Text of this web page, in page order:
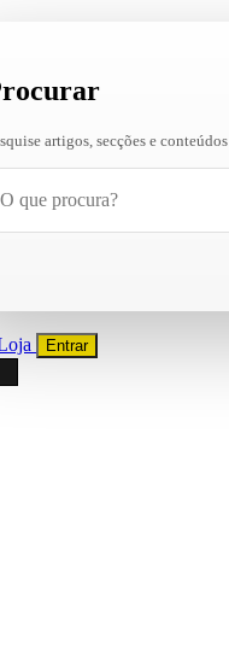
artigos, secções e conteúdos
Entrar